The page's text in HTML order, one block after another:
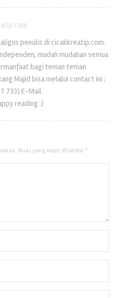
penulis di cicakkreatip.com.
mudah mudahan semua
bagi teman teman
Majid bisa melalui contact ini ;
733) E-Mail
reading :)
Ruas yang wajib ditandai *